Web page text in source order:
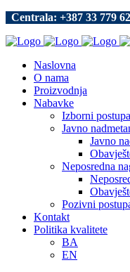
Centrala: +387 33 779
Naslovna
O nama
Proizvodnja
Nabavke
Izborni
Javno
Javno
Neposredna
Pozivni
Kontakt
Politika kvalitete
BA
EN